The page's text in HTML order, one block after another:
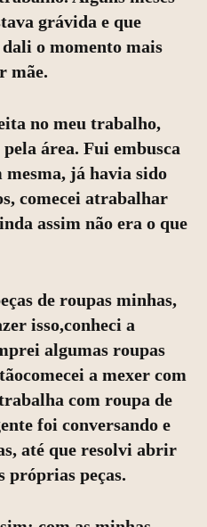
grávida e que
o momento mais
mãe.
no meu trabalho,
área. Fui embusca
já havia sido
comecei atrabalhar
assim não era o que
de roupas minhas,
isso,conheci a
algumas roupas
a mexer com
com roupa de
foi conversando e
até que resolvi abrir
próprias peças.